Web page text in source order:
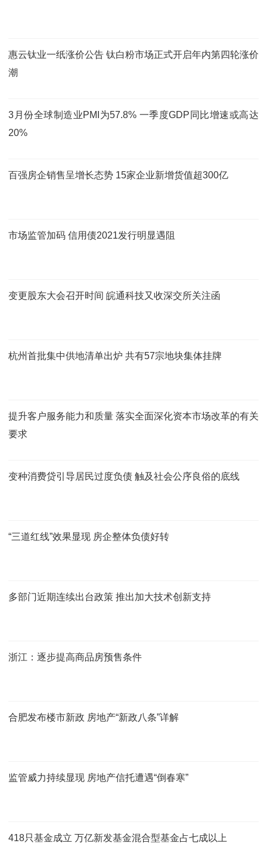
惠云钛业一纸涨价公告 钛白粉市场正式开启年内第四轮涨价
潮
3月份全球制造业PMI为57.8% 一季度GDP同比增速或高达
20%
百强房企销售呈增长态势 15家企业新增货值超300亿
市场监管加码 信用债2021发行明显遇阻
变更股东大会召开时间 皖通科技又收深交所关注函
杭州首批集中供地清单出炉 共有57宗地块集体挂牌
提升客户服务能力和质量 落实全面深化资本市场改革的有关
要求
变种消费贷引导居民过度负债 触及社会公序良俗的底线
“三道红线”效果显现 房企整体负债好转
多部门近期连续出台政策 推出加大技术创新支持
浙江：逐步提高商品房预售条件
合肥发布楼市新政 房地产“新政八条”详解
监管威力持续显现 房地产信托遭遇“倒春寒”
418只基金成立 万亿新发基金混合型基金占七成以上